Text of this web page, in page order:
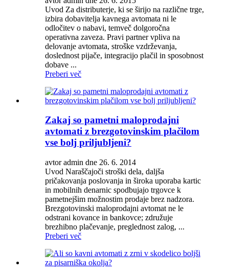
Uvod Za distributerje, ki se širijo na različne trge,
izbira dobavitelja kavnega avtomata ni le
odločitev o nabavi, temveč dolgoročna
operativna zaveza. Pravi partner vpliva na
delovanje avtomata, stroške vzdrževanja,
doslednost pijače, integracijo plačil in sposobnost
dobave ...
Preberi več
Zakaj so pametni maloprodajni
avtomati z brezgotovinskim plačilom
vse bolj priljubljeni?
avtor admin dne 26. 6. 2014
Uvod Naraščajoči stroški dela, daljša
pričakovanja poslovanja in široka uporaba kartic
in mobilnih denarnic spodbujajo trgovce k
pametnejšim možnostim prodaje brez nadzora.
Brezgotovinski maloprodajni avtomat ne le
odstrani kovance in bankovce; združuje
brezhibno plačevanje, preglednost zalog, ...
Preberi več